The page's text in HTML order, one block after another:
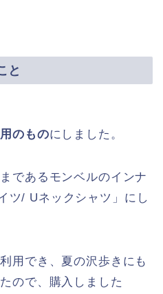
と
のものにしました。
であるモンベルのインナ
ツ/ Uネックシャツ」にし
用でき、夏の沢歩きにも
ので、購入しました